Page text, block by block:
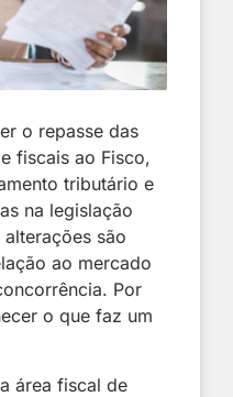
o repasse das
fiscais ao Fisco,
tributário e
na legislação
são
ao mercado
Por
o que faz um
área fiscal de